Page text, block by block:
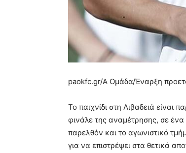
paokfc.gr/Α Ομάδα/Έναρξη
Το παιχνίδι στη Λιβαδειά
φινάλε της αναμέτρησης, σε
παρελθόν και το αγωνιστικό
για να επιστρέψει στα θετικά